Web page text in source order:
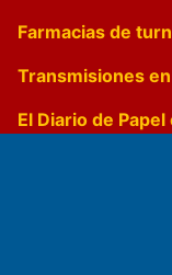
Farmacias de
Transmisiones
El Diario de Papel